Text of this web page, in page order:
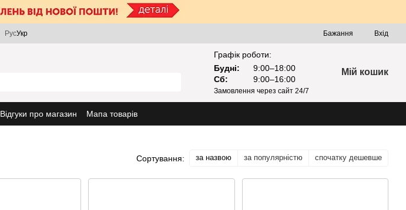
РусУкр Бажання Вхід
Графік роботи:
Будні:
9:00–18:00
Сб:
9:00–16:00
Замовлення через сайт 24/7
Мій кошик
Відгуки про магазин Мапа товарів
Сортування: за назвою за популярністю спочатку дешевше